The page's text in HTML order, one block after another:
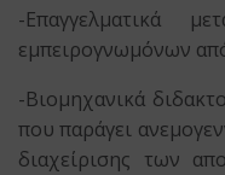
-Επαγγελματικά
εμπειρογνωμόνων
-Βιομηχανικά
που παράγει
διαχείρισης των